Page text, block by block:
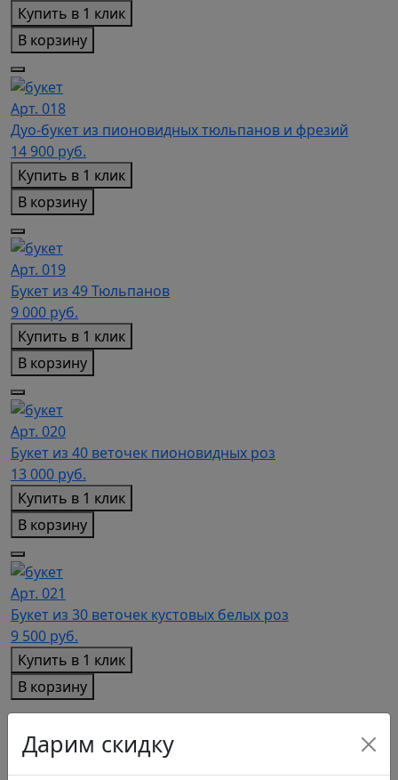
Купить в 1 клик
В корзину
Арт. 018
Дуо-букет из пионовидных тюльпанов и фрезий
14 900 руб.
Купить в 1 клик
В корзину
Арт. 019
Букет из 49 Тюльпанов
9 000 руб.
Купить в 1 клик
В корзину
Арт. 020
Букет из 40 веточек пионовидных роз
13 000 руб.
Купить в 1 клик
В корзину
Арт. 021
Букет из 30 веточек кустовых белых роз
9 500 руб.
Купить в 1 клик
В корзину
Арт. 022
Букет из 19 пионовидных роз
Дарим скидку